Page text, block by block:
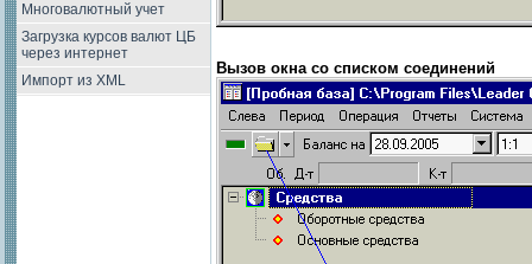
Многовалютный учет
Загрузка курсов валют ЦБ
через интернет
Импорт из XML
Вызов окна со списком соединений